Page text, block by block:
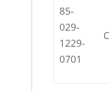
85-
029-
1229-
0701